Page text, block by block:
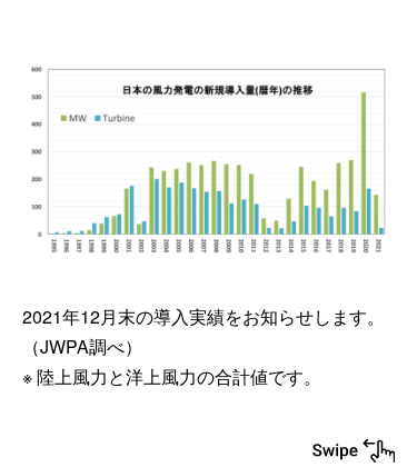
2021年12月末の導入実績をお知らせします。
（JWPA調べ）
※ 陸上風力と洋上風力の合計値です。